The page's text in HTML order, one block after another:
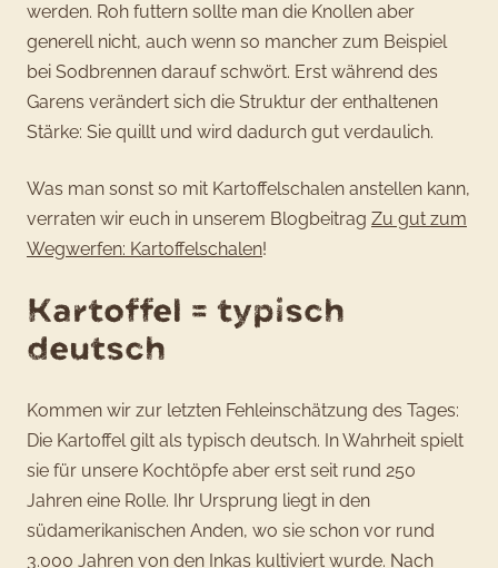
werden. Roh futtern sollte man die Knollen aber
generell nicht, auch wenn so mancher zum Beispiel
bei Sodbrennen darauf schwört. Erst während des
Garens verändert sich die Struktur der enthaltenen
Stärke: Sie quillt und wird dadurch gut verdaulich.
Was man sonst so mit Kartoffelschalen anstellen kann,
verraten wir euch in unserem Blogbeitrag Zu gut zum
Wegwerfen: Kartoffelschalen!
Kartoffel = typisch
deutsch
Kommen wir zur letzten Fehleinschätzung des Tages:
Die Kartoffel gilt als typisch deutsch. In Wahrheit spielt
sie für unsere Kochtöpfe aber erst seit rund 250
Jahren eine Rolle. Ihr Ursprung liegt in den
südamerikanischen Anden, wo sie schon vor rund
3.000 Jahren von den Inkas kultiviert wurde. Nach